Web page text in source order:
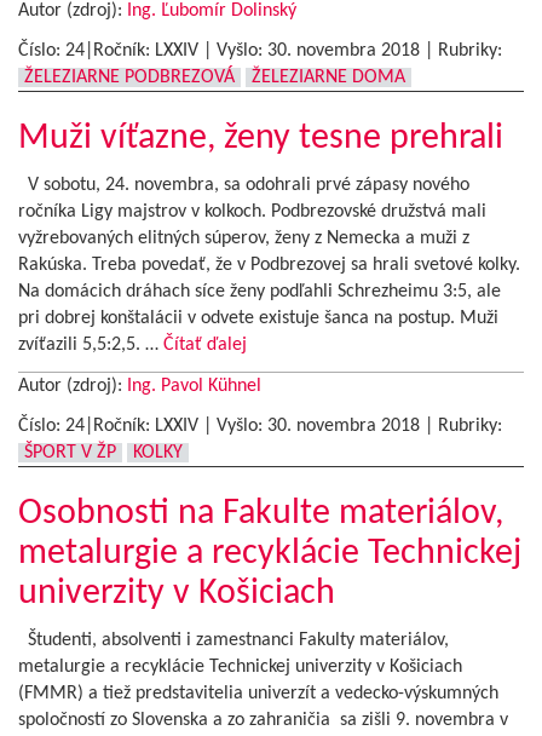
Autor (zdroj): Ing. Ľubomír Dolinský
Číslo: 24|Ročník: LXXIV | Vyšlo: 30. novembra 2018
Rubriky:
ŽELEZIARNE PODBREZOVÁ
ŽELEZIARNE DOMA
Muži víťazne, ženy tesne prehrali
V sobotu, 24. novembra, sa odohrali prvé zápasy nového
ročníka Ligy majstrov v kolkoch. Podbrezovské družstvá mali
vyžrebovaných elitných súperov, ženy z Nemecka a muži z
Rakúska. Treba povedať, že v Podbrezovej sa hrali svetové kolky.
Na domácich dráhach síce ženy podľahli Schrezheimu 3:5, ale
pri dobrej konštalácii v odvete existuje šanca na postup. Muži
zvíťazili 5,5:2,5. … Čítať ďalej
Autor (zdroj): Ing. Pavol Kühnel
Číslo: 24|Ročník: LXXIV | Vyšlo: 30. novembra 2018
Rubriky:
ŠPORT V ŽP
KOLKY
Osobnosti na Fakulte materiálov,
metalurgie a recyklácie Technickej
univerzity v Košiciach
Študenti, absolventi i zamestnanci Fakulty materiálov,
metalurgie a recyklácie Technickej univerzity v Košiciach
(FMMR) a tiež predstavitelia univerzít a vedecko-výskumných
spoločností zo Slovenska a zo zahraničia sa zišli 9. novembra v